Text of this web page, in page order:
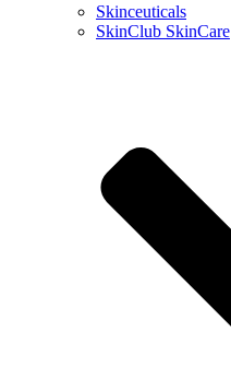
Skinceuticals
SkinClub SkinCare